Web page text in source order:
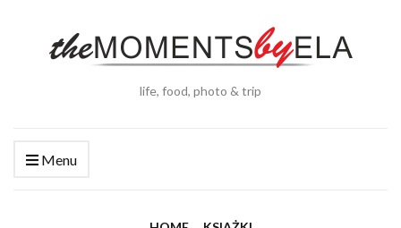
life, food, photo & trip
Menu